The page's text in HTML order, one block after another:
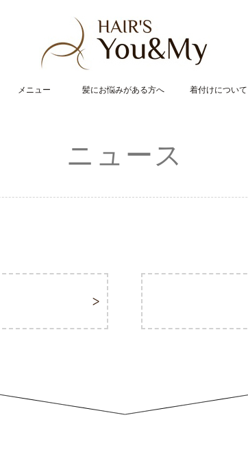
メニュー 髪にお悩みがある方へ 着付けについて
ニュース